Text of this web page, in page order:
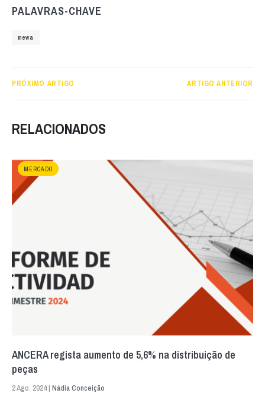
PALAVRAS-CHAVE
mewa
PRÓXIMO ARTIGO ARTIGO ANTERIOR
RELACIONADOS
MERCADO
ANCERA regista aumento de 5,6% na distribuição de
peças
2 Ago. 2024 | Nádia Conceição